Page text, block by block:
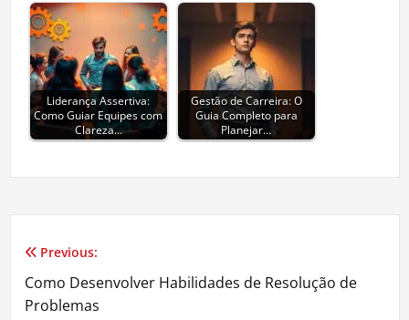
Liderança Assertiva:
Como Guiar Equipes com
Clareza…
Gestão de Carreira: O
Guia Completo para
Planejar…
Navegação
de
Previous:
Como Desenvolver Habilidades de Resolução de
Problemas